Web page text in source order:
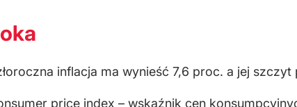
inflacja ma wynieść 7,6 proc. a jej
price index – wskaźnik cen